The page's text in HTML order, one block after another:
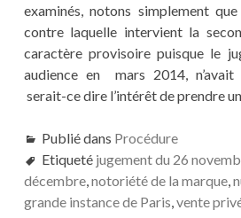
examinés, notons simplement
contre laquelle intervient la
caractère provisoire puisque le
audience en mars 2014, n’avait
serait-ce dire l’intérêt de prendre
Publié dans Procédure
Etiqueté jugement du 26
décembre, notoriété de la marque,
grande instance de Paris vente